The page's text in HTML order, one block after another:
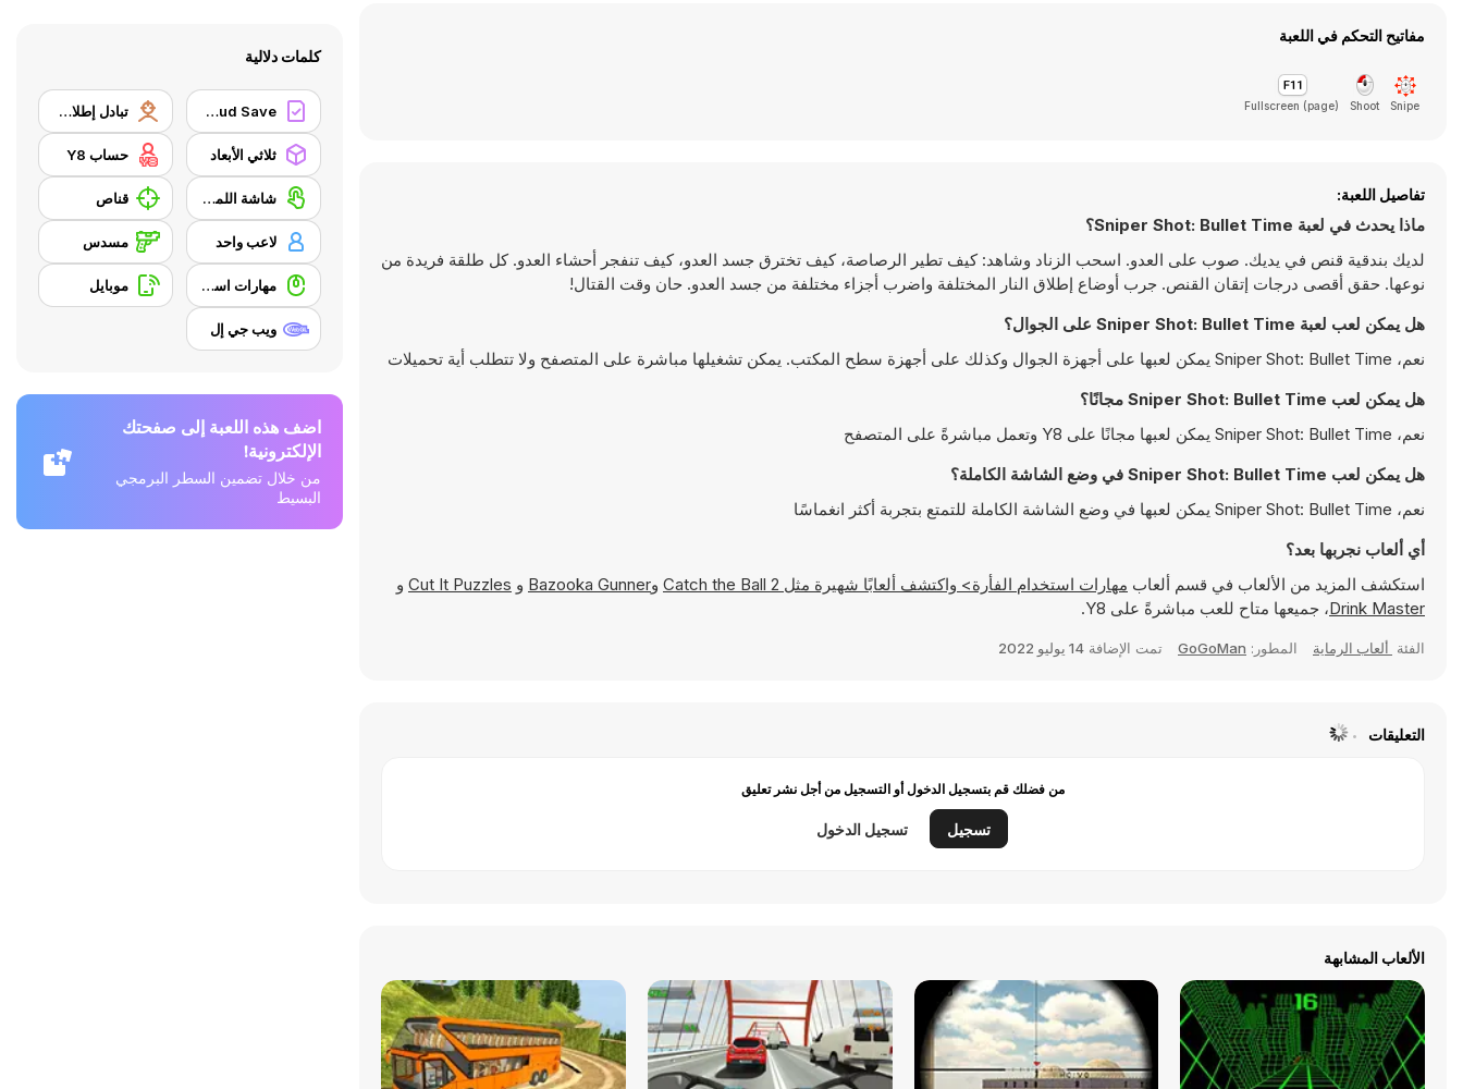
مفاتيح التحكم في اللعبة
Snipe
Shoot
Fullscreen (page)
تفاصيل اللعبة:
ماذا يحدث في لعبة Sniper Shot: Bullet Time؟
لديك بندقية قنص في يديك. صوب على العدو. اسحب الزناد وشاهد: كيف تطير الرصاصة، كيف تخترق جسد العدو، كيف تنفجر أحشاء العدو. كل طلقة فريدة من
نوعها. حقق أقصى درجات إتقان القنص. جرب أوضاع إطلاق النار المختلفة واضرب أجزاء مختلفة من جسد العدو. حان وقت القتال!
هل يمكن لعب لعبة Sniper Shot: Bullet Time على الجوال؟
نعم، Sniper Shot: Bullet Time يمكن لعبها على أجهزة الجوال وكذلك على أجهزة سطح المكتب. يمكن تشغيلها مباشرة على المتصفح ولا تتطلب أية تحميلات
هل يمكن لعب Sniper Shot: Bullet Time مجانًا؟
نعم، Sniper Shot: Bullet Time يمكن لعبها مجانًا على Y8 وتعمل مباشرةً على المتصفح
هل يمكن لعب Sniper Shot: Bullet Time في وضع الشاشة الكاملة؟
نعم، Sniper Shot: Bullet Time يمكن لعبها في وضع الشاشة الكاملة للتمتع بتجربة أكثر انغماسًا
أي ألعاب نجربها بعد؟
استكشف المزيد من الألعاب في قسم ألعاب مهارات استخدام الفأرة> واكتشف ألعابًا شهيرة مثل Catch the Ball 2 وBazooka Gunner و Cut It Puzzles و
Drink Master، جميعها متاح للعب مباشرةً على Y8.
الفئة ألعاب الرماية المطور: GoGoMan تمت الإضافة 14 يوليو 2022
التعليقات
من فضلك قم بتسجيل الدخول أو التسجيل من أجل نشر تعليق
تسجيل تسجيل الدخول
الألعاب المشابهة
كلمات دلالية
Y8 Cloud Save تبادل إطلاق النار
ثلاثي الأبعاد حساب Y8
شاشة اللمس قناص
لاعب واحد مسدس
مهارات استخدام الفأرة موبايل
ويب جي إل
اضف هذه اللعبة إلى صفحتك
الإلكترونية!
من خلال تضمين السطر البرمجي
البسيط